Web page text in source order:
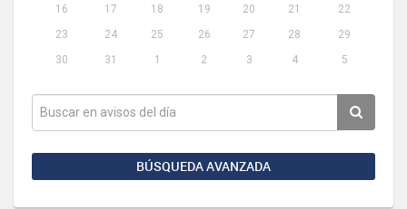
16
17 18 19 20 21
22
23
24 25 26 27 28
29
30
31 1 2 3 4 5
BÚSQUEDA AVANZADA